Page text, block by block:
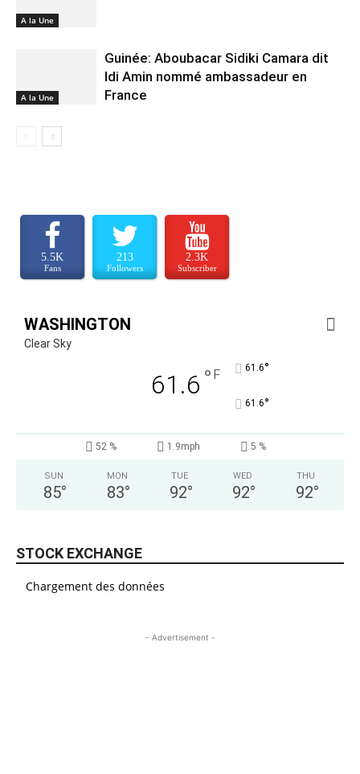
A la Une
A la Une
Guinée: Aboubacar Sidiki Camara dit
Idi Amin nommé ambassadeur en
France
5.5K
Fans
213
Followers
2.3K
Subscriber
WASHINGTON
Clear Sky
61.6 ° F 61.6°
61.6°
52 % 1.9mph 5 %
SUN
85°
MON
83°
TUE
92°
WED
92°
THU
92°
STOCK EXCHANGE
Chargement des données
- Advertisement -